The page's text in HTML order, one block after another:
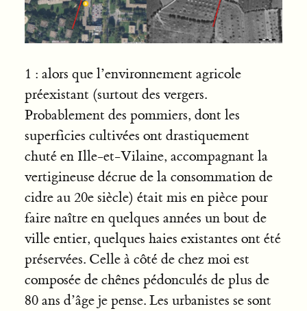
1 : alors que l’environnement agricole
préexistant (surtout des vergers.
Probablement des pommiers, dont les
superficies cultivées ont drastiquement
chuté en Ille-et-Vilaine, accompagnant la
vertigineuse décrue de la consommation de
cidre au 20e siècle) était mis en pièce pour
faire naître en quelques années un bout de
ville entier, quelques haies existantes ont été
préservées. Celle à côté de chez moi est
composée de chênes pédonculés de plus de
80 ans d’âge je pense. Les urbanistes se sont